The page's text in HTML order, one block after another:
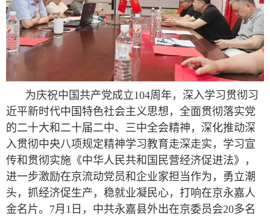
为庆祝中国共产党成立104周年，深入学习贯彻习
近平新时代中国特色社会主义思想，全面贯彻落实党
的二十大和二十届二中、三中全会精神，深化推动深
入贯彻中央八项规定精神学习教育走深走实，学习宣
传和贯彻实施《中华人民共和国民营经济促进法》，
进一步激励在京流动党员和企业家担当作为，勇立潮
头，抓经济促生产，稳就业凝民心，打响在京永嘉人
金名片。7月1日，中共永嘉县外出在京委员会20多名